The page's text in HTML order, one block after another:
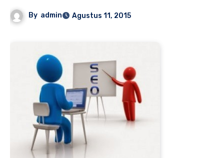
By admin Agustus 11, 2015